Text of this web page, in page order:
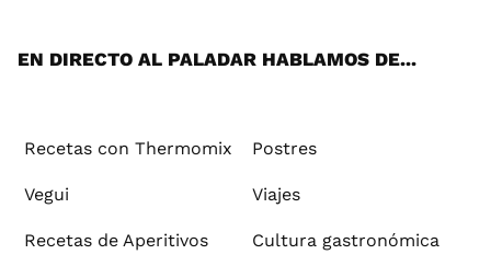
EN DIRECTO AL PALADAR HABLAMOS DE...
Recetas con Thermomix Postres
Vegui Viajes
Recetas de Aperitivos Cultura gastronómica